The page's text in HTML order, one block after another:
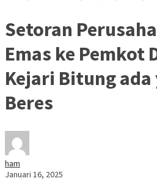
Setoran
Emas ke Pemkot
Kejari Bitung ada
Beres
ham
Januari 16, 2025